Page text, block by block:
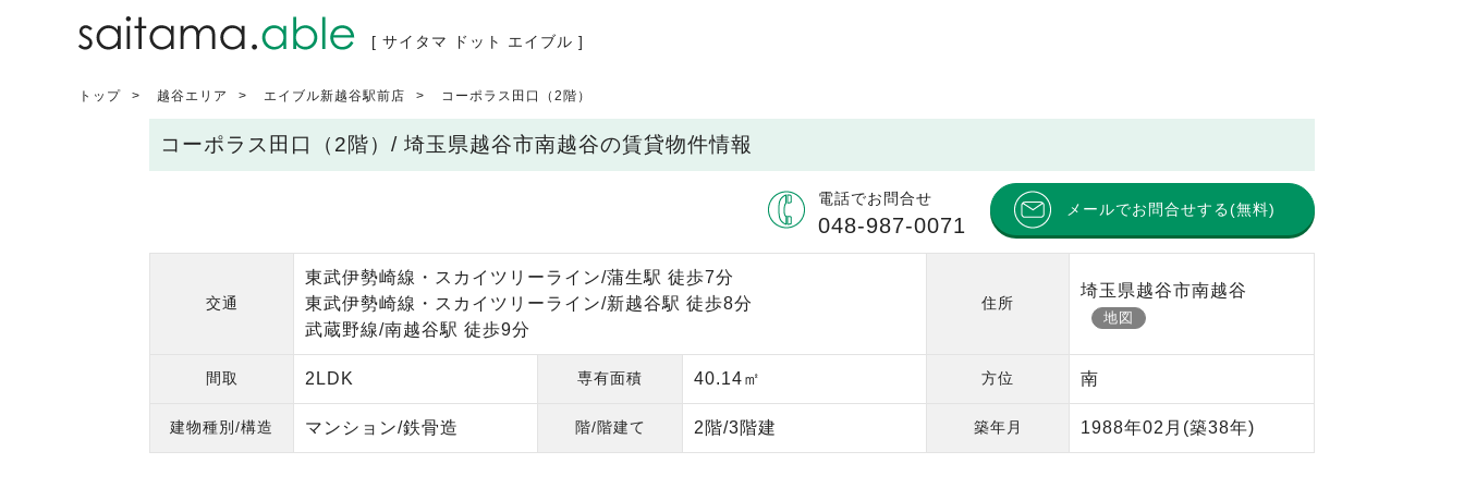
[ サイタマ ドット エイブル ]
トップ 越谷エリア エイブル新越谷駅前店 コーポラス田口（2階）
コーポラス田口（2階）/ 埼玉県越谷市南越谷の賃貸物件情報
電話でお問合せ
048-987-0071
メールでお問合せする(無料)
交通
東武伊勢崎線・スカイツリーライン/蒲生駅 徒歩7分
東武伊勢崎線・スカイツリーライン/新越谷駅 徒歩8分
武蔵野線/南越谷駅 徒歩9分
住所
埼玉県越谷市南越谷
地図
間取 2LDK 専有面積 40.14㎡ 方位 南
建物種別/構造 マンション/鉄骨造 階/階建て 2階/3階建 築年月 1988年02月 (築38年)